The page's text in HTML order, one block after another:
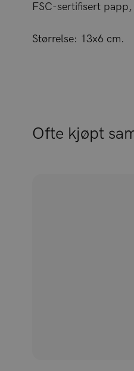
FSC-sertifisert
Størrelse: 13x6 cm.
Ofte kjøpt